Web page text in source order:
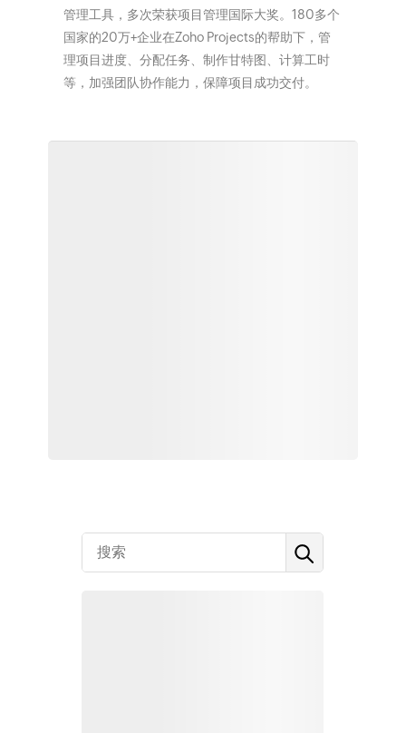
管理工具，多次荣获项目管理国际大奖。180多个
国家的20万+企业在Zoho Projects的帮助下，管
理项目进度、分配任务、制作甘特图、计算工时
等，加强团队协作能力，保障项目成功交付。